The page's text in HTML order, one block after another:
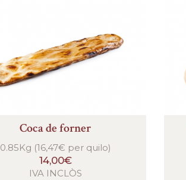
Coca de forner
0.85Kg (16,47€ per quilo)
14,00€
IVA INCLÒS